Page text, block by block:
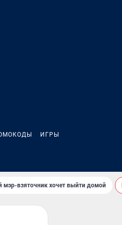
ИГРЫ
мэр-взяточник хочет выйти домой